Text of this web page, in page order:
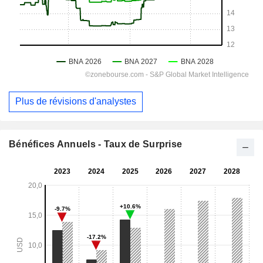
Plus de révisions d'analystes
Bénéfices Annuels - Taux de Surprise